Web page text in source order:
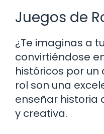
Juegos de
¿Te imaginas a
convirtiéndose
históricos por un
rol son una
enseñar historia
y creativa.